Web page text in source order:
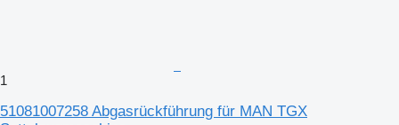
1
51081007258 Abgasrückführung für MAN TGX